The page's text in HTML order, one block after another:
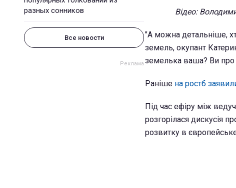
разных сонников
Все новости
Відео:
"А можна детальніше,
земель, окупант
земелька ваша? Ви
Раніше на ростб
Під час ефіру між
розгорілася дискусія
розвитку в